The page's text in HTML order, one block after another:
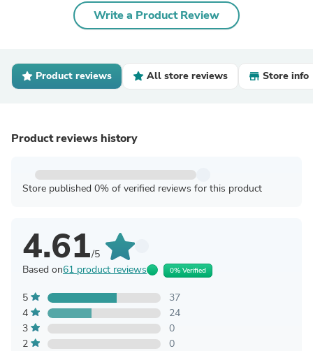
Write a Product Review
Product reviews All store reviews Store info
Product reviews history
Store published 0% of verified reviews for this product
4.61/5
Based on61 product reviews 0% Verified
5
37
4
24
3
0
2
0